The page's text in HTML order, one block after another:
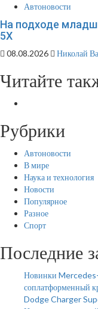
Автоновости
На подходе
5X
08.08.2026 Николай
Читайте
Рубрики
Автоновости
В мире
Наука и технология
Новости
Популярное
Разное
Спорт
Последние
Новинки
соплатформенный
Dodge Charger